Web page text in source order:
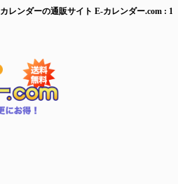
カレンダーの通販サイト E-カレンダー.com :